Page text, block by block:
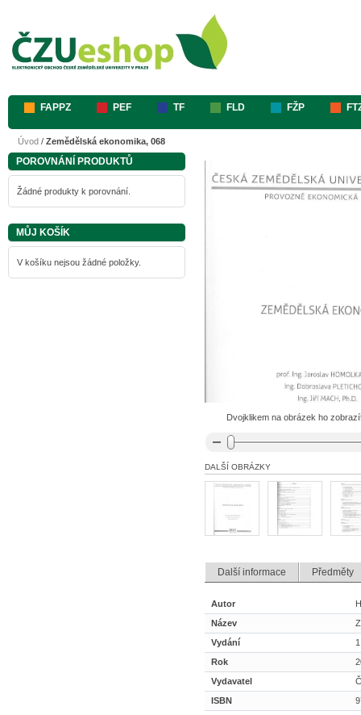
FAPPZ PEF TF FLD FŽP
Úvod / Zemědělská ekonomika, 068
Dvojklikem na obrázek ho
DALŠÍ OBRÁZKY
Další informace Předměty
Autor
Název
Vydání
Rok
Vydavatel
ISBN
POROVNÁNÍ PRODUKTŮ
Žádné produkty k porovnání.
MŮJ KOŠÍK
V košíku nejsou žádné položky.